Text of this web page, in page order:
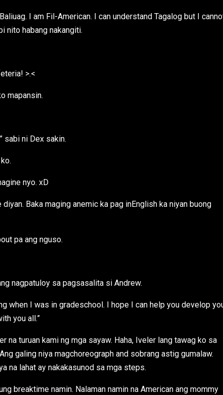
I am Fil-American. I can understand Tagalog but I
nito habang nakangiti.
>.<
mapansin.
sabi ni Dex sakin.
nyo. xD
Baka maging anemic ka pag inEnglish ka niyan buong
pa ang nguso.
nagpatuloy sa pagsasalita si Andrew.
when I was in gradeschool. I hope I can help you develop
you all.”
na turuan kami ng mga sayaw. Haha, Iveler lang tawag ko sa
galing niya magchoreograph and sobrang astig gumalaw.
na lahat ay nakakasunod sa mga steps.
breaktime namin. Nalaman namin na American ang mommy